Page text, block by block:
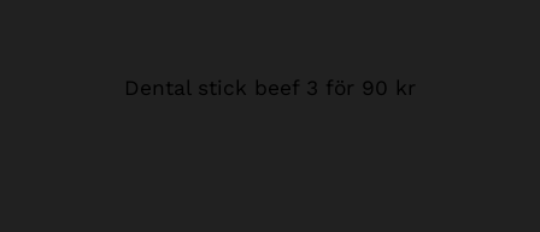
Dental stick beef 3 för 90 kr